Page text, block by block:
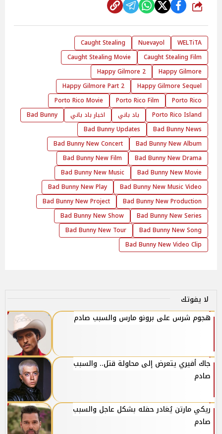
شارك
WELTiTA
Nuevayol
Caught Stealing
Caught Stealing Film
Caught Stealing Movie
Happy Gilmore
Happy Gilmore 2
Happy Gilmore Sequel
Happy Gilmore Part 2
Porto Rico
Porto Rico Film
Porto Rico Movie
Porto Rico Island
باد باني اخبار باد باني
Bad Bunny
Bad Bunny News
Bad Bunny Updates
Bad Bunny New Album
Bad Bunny New Concert
Bad Bunny New Drama
Bad Bunny New Film
Bad Bunny New Movie
Bad Bunny New Music
Bad Bunny New Music Video
Bad Bunny New Play
Bad Bunny New Production
Bad Bunny New Project
Bad Bunny New Series
Bad Bunny New Show
Bad Bunny New Song
Bad Bunny New Tour
Bad Bunny New Video Clip
لا يفوتك
هجوم شرس على برونو مارس والسبب صادم
جاك أفيري يتعرض إلى محاولة قتل.. والسبب
صادم
ريكي مارتن يُغادر حفله بشكل عاجل والسبب
صادم